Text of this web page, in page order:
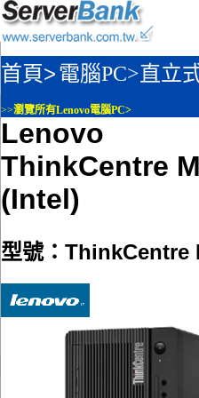
首頁>電腦PC>直立
>>瀏覽所有Lenovo電腦PC>
Lenovo
ThinkCentre
(Intel)
型號：ThinkCentre